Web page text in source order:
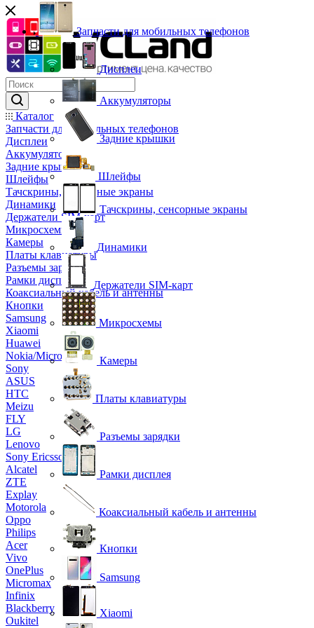
Каталог
Запчасти для мобильных телефонов
Дисплеи
Аккумуляторы
Задние крышки
Шлейфы
Тачскрины, сенсорные экраны
Динамики
Держатели SIM-карт
Микросхемы
Камеры
Платы клавиатуры
Разъемы зарядки
Рамки дисплея
Коаксиальный кабель и антенны
Кнопки
Samsung
Xiaomi
Huawei
Nokia/Microsoft
Sony
ASUS
HTC
Meizu
FLY
LG
Lenovo
Sony Ericsson
Alcatel
ZTE
Explay
Motorola
Oppo
Philips
Acer
Vivo
OnePlus
Micromax
Infinix
Blackberry
Oukitel
Запчасти для мобильных телефонов
Дисплеи
Аккумуляторы
Задние крышки
Шлейфы
Тачскрины, сенсорные экраны
Динамики
Держатели SIM-карт
Микросхемы
Камеры
Платы клавиатуры
Разъемы зарядки
Рамки дисплея
Коаксиальный кабель и антенны
Кнопки
Samsung
Xiaomi